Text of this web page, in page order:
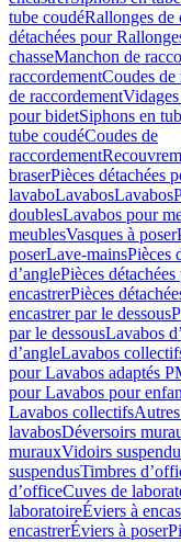
tube coudéRallonges de
détachées pour
chasseManchon de
raccordementCoudes de
de raccordement
pour bidetSiphons en
tube coudéCoudes de
raccordement
braserPièces détachées
lavaboLavabosLavabos
doublesLavabos pour
meublesVasques à poser
poserLave-mainsPièces
d’anglePièces
encastrerPièces
encastrer par le dessous
par le dessousLavabos
d’angleLavabos
pour Lavabos adaptés
pour Lavabos pour
Lavabos collectifs
lavabosDéversoirs
murauxVidoirs
suspendusTimbres
dʼofficeCuves de
laboratoireÉviers à
encastrerÉviers à poser